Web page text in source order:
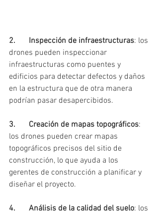
2.	Inspección de infraestructuras: los
drones pueden inspeccionar
infraestructuras como puentes y
edificios para detectar defectos y daños
en la estructura que de otra manera
podrían pasar desapercibidos.
3.	Creación de mapas topográficos:
los drones pueden crear mapas
topográficos precisos del sitio de
construcción, lo que ayuda a los
gerentes de construcción a planificar y
diseñar el proyecto.
4.	Análisis de la calidad del suelo: los